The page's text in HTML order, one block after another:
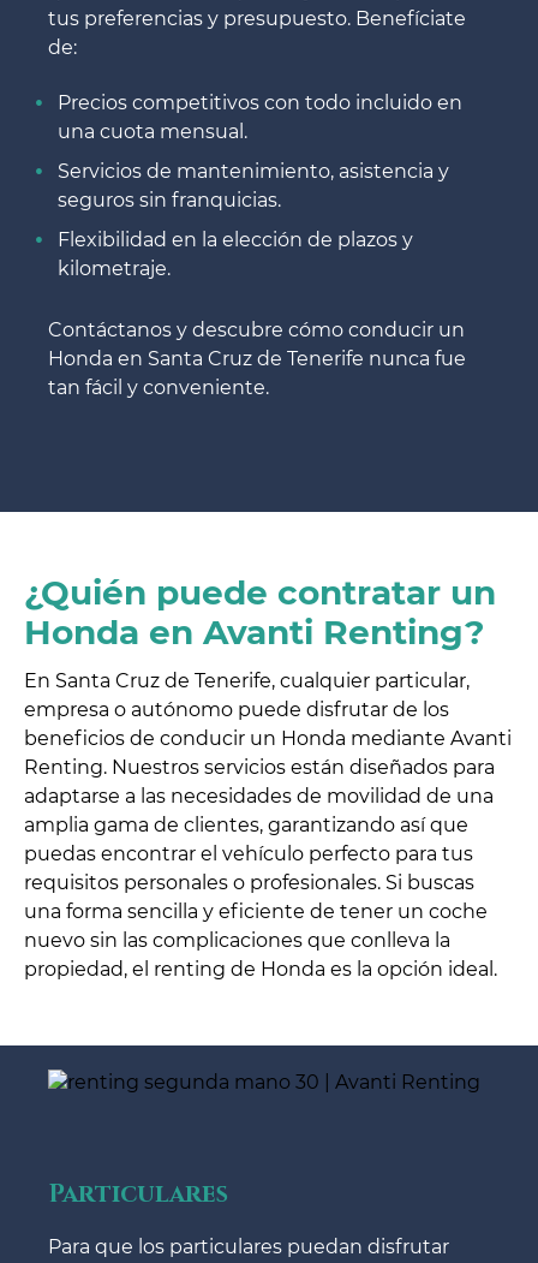
tus preferencias y presupuesto. Benefíciate
de:
Precios competitivos con todo incluido en
una cuota mensual.
Servicios de mantenimiento, asistencia y
seguros sin franquicias.
Flexibilidad en la elección de plazos y
kilometraje.
Contáctanos y descubre cómo conducir un
Honda en Santa Cruz de Tenerife nunca fue
tan fácil y conveniente.
¿Quién puede contratar un
Honda en Avanti Renting?
En Santa Cruz de Tenerife, cualquier particular,
empresa o autónomo puede disfrutar de los
beneficios de conducir un Honda mediante Avanti
Renting. Nuestros servicios están diseñados para
adaptarse a las necesidades de movilidad de una
amplia gama de clientes, garantizando así que
puedas encontrar el vehículo perfecto para tus
requisitos personales o profesionales. Si buscas
una forma sencilla y eficiente de tener un coche
nuevo sin las complicaciones que conlleva la
propiedad, el renting de Honda es la opción ideal.
Particulares
Para que los particulares puedan disfrutar